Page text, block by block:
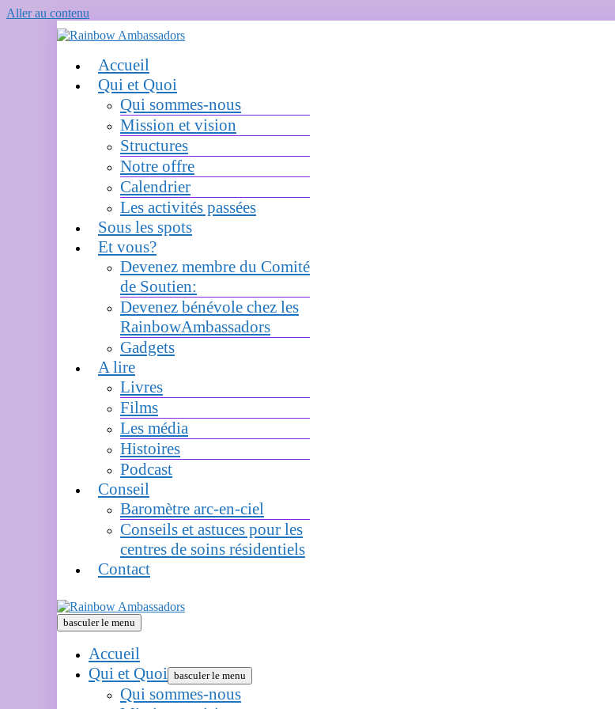
Aller au contenu
Accueil
Qui et Quoi
Qui sommes-nous
Mission et vision
Structures
Notre offre
Calendrier
Les activités passées
Sous les spots
Et vous?
Devenez membre du Comité
de Soutien:
Devenez bénévole chez les
RainbowAmbassadors
Gadgets
A lire
Livres
Films
Les média
Histoires
Podcast
Conseil
Baromètre arc-en-ciel
Conseils et astuces pour les
centres de soins résidentiels
Contact
basculer le menu
Accueil
Qui et Quoi basculer le menu
Qui sommes-nous